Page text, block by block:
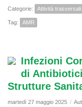
Categorie: Attività trasversali
Tag: AMR
Infezioni
di
Strutture
martedì 27 maggio 2025 /